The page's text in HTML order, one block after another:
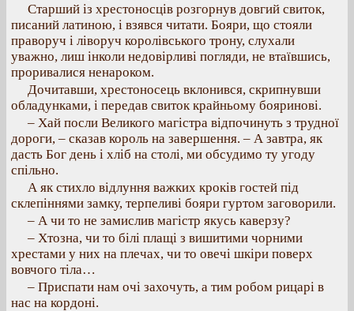
Старший із хрестоносців розгорнув довгий свиток,
писаний латиною, і взявся читати. Бояри, що стояли
праворуч і ліворуч королівського трону, слухали
уважно, лиш інколи недовірливі погляди, не втаївшись,
проривалися ненароком.
Дочитавши, хрестоносець вклонився, скрипнувши
обладунками, і передав свиток крайньому бояринові.
– Хай посли Великого магістра відпочинуть з трудної
дороги, – сказав король на завершення. – А завтра, як
дасть Бог день і хліб на столі, ми обсудимо ту угоду
спільно.
А як стихло відлуння важких кроків гостей під
склепіннями замку, терпеливі бояри гуртом заговорили.
– А чи то не замислив магістр якусь каверзу?
– Хтозна, чи то білі плащі з вишитими чорними
хрестами у них на плечах, чи то овечі шкіри поверх
вовчого тіла…
– Приспати нам очі захочуть, а тим робом рицарі в
нас на кордоні.